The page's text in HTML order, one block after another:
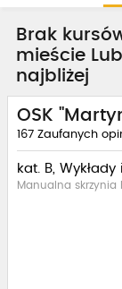
Brak
mieście
najbliżej
OSK
167 Zaufanych
kat. B,
Manualna skrzynia